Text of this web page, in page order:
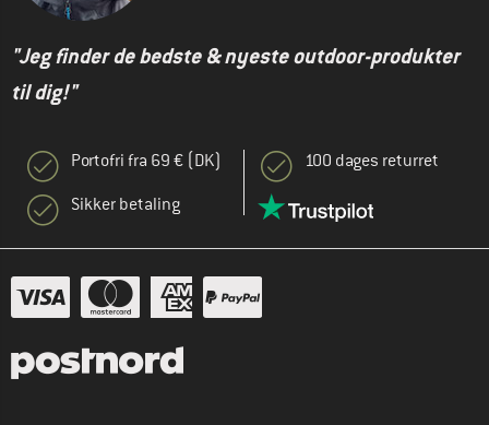
"Jeg finder de bedste & nyeste outdoor-produkter
til dig!"
Portofri fra 69 € (DK)
Sikker betaling
100 dages returret